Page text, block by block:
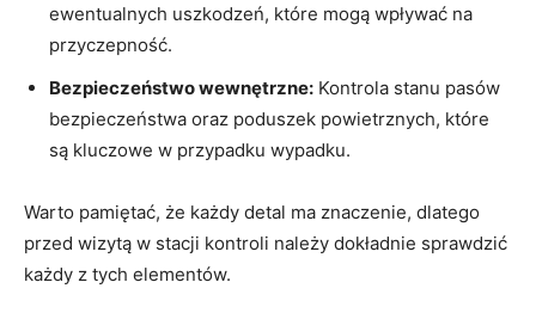
ewentualnych uszkodzeń, które mogą wpływać na
przyczepność.
Bezpieczeństwo wewnętrzne: Kontrola stanu pasów
bezpieczeństwa oraz poduszek powietrznych, które
są kluczowe w przypadku wypadku.
Warto pamiętać, że każdy detal ma znaczenie, dlatego
przed wizytą w stacji kontroli należy dokładnie sprawdzić
każdy z tych elementów.